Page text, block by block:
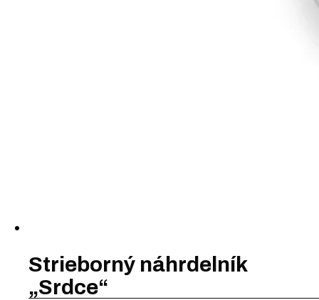
Strieborný náhrdelník
„Srdce“